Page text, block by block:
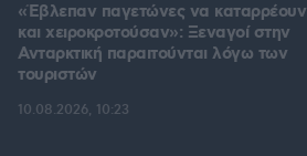
«Έβλεπαν παγετώνες να καταρρέουν
και χειροκροτούσαν»: Ξεναγοί στην
Ανταρκτική παραιτούνται λόγω των
τουριστών
10.08.2026, 10:23